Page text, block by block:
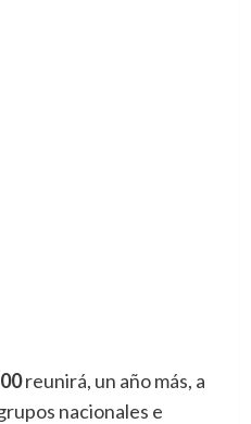
reunirá, un año más, a
nacionales e